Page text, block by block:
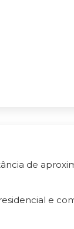
de
e